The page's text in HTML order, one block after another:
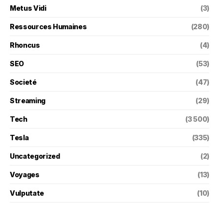
Metus Vidi (3)
Ressources Humaines (280)
Rhoncus (4)
SEO (53)
Societé (47)
Streaming (29)
Tech (3 500)
Tesla (335)
Uncategorized (2)
Voyages (13)
Vulputate (10)